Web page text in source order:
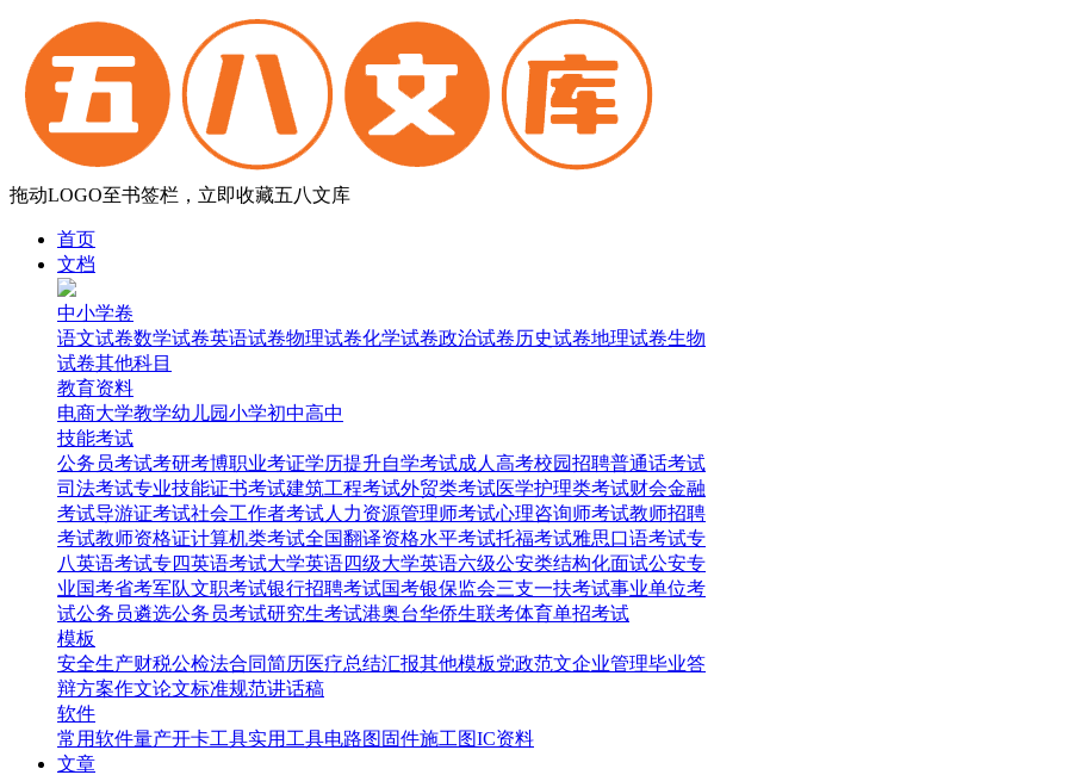
拖动LOGO至书签栏，立即收藏五八文库
首页
文档
中小学卷
语文试卷数学试卷英语试卷物理试卷化学试卷政治试卷历史试卷地理试卷生物
试卷其他科目
教育资料
电商大学教学幼儿园小学初中高中
技能考试
公务员考试考研考博职业考证学历提升自学考试成人高考校园招聘普通话考试
司法考试专业技能证书考试建筑工程考试外贸类考试医学护理类考试财会金融
考试导游证考试社会工作者考试人力资源管理师考试心理咨询师考试教师招聘
考试教师资格证计算机类考试全国翻译资格水平考试托福考试雅思口语考试专
八英语考试专四英语考试大学英语四级大学英语六级公安类结构化面试公安专
业国考省考军队文职考试银行招聘考试国考银保监会三支一扶考试事业单位考
试公务员遴选公务员考试研究生考试港奥台华侨生联考体育单招考试
模板
安全生产财税公检法合同简历医疗总结汇报其他模板党政范文企业管理毕业答
辩方案作文论文标准规范讲话稿
软件
常用软件量产开卡工具实用工具电路图 固件施工图IC资料
文章